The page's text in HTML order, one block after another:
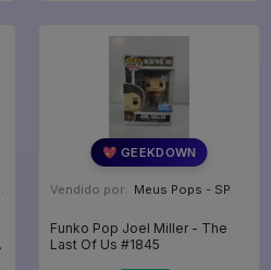
💖 GEEKDOWN
Vendido por: Meus Pops - SP
Funko Pop Joel Miller - The
Last Of Us #1845